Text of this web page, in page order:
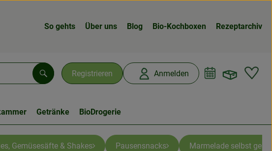
So gehts Über uns Blog Bio-Kochboxen Rezeptarchiv
Registrieren Anmelden
Suchen
Getränke BioDrogerie
Gemüsesäfte & Shakes Pausensnacks Marmelade selbst